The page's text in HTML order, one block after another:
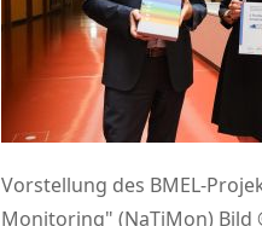
Vorstellung des BMEL-
Monitoring" (NaTiMon) Bild